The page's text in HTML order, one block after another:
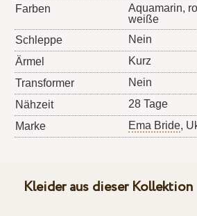
Farben
Aquamarin,
weiße
Schleppe
Nein
Ärmel
Kurz
Transformer
Nein
Nähzeit
28 Tage
Marke
Ema Bride,
Kleider aus dieser Kollektion